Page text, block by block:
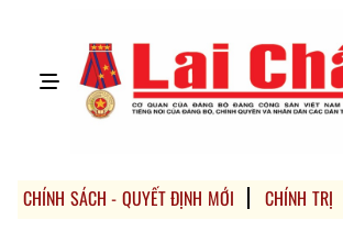
CHÍNH SÁCH - QUYẾT ĐỊNH MỚI CHÍNH TRỊ